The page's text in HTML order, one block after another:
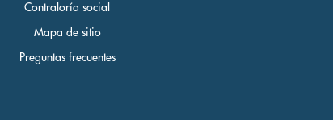
Contraloría social
Mapa de sitio
Preguntas frecuentes